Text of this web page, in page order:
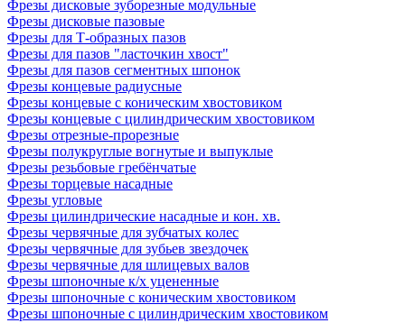
Фрезы дисковые зуборезные модульные
Фрезы дисковые пазовые
Фрезы для Т-образных пазов
Фрезы для пазов "ласточкин хвост"
Фрезы для пазов сегментных шпонок
Фрезы концевые радиусные
Фрезы концевые с коническим хвостовиком
Фрезы концевые с цилиндрическим хвостовиком
Фрезы отрезные-прорезные
Фрезы полукруглые вогнутые и выпуклые
Фрезы резьбовые гребёнчатые
Фрезы торцевые насадные
Фрезы угловые
Фрезы цилиндрические насадные и кон. хв.
Фрезы червячные для зубчатых колес
Фрезы червячные для зубьев звездочек
Фрезы червячные для шлицевых валов
Фрезы шпоночные к/х уцененные
Фрезы шпоночные с коническим хвостовиком
Фрезы шпоночные с цилиндрическим хвостовиком